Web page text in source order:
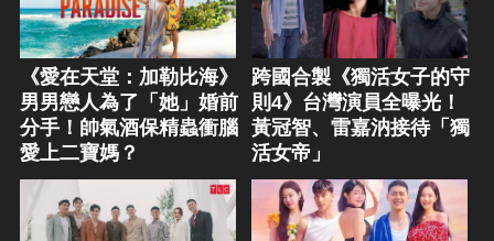
《愛在天堂：加勒比海》
男男戀人為了「她」婚前
分手！帥氣酒保精蟲衝腦
愛上二寶媽？
跨國合製《獨活女子的守
則4》台灣演員全曝光！
黃冠智、雷嘉汭接待「獨
活女帝」